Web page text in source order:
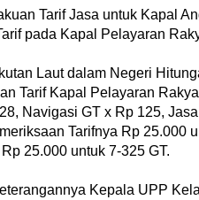
Tarif Jasa untuk Kapal
pada Kapal Pelayaran
Laut dalam Negeri
Tarif Kapal Pelayaran
Navigasi GT x Rp 125,
Tarifnya Rp 25.000
25.000 untuk 7-325 GT.
Kepala UPP